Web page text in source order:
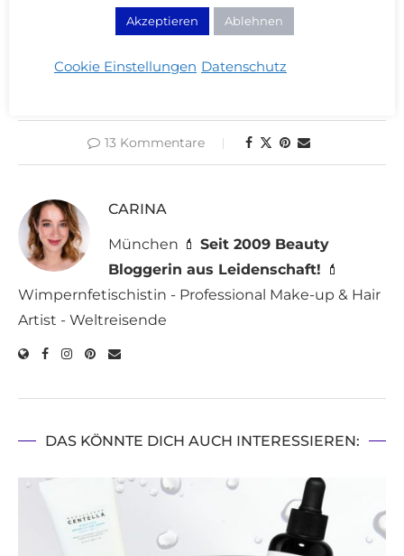
welches ist euer Favorit?
BALEA GESICHTSPFLEGE ISANA REINIGUNG
13 Kommentare
CARINA
München 💄 Seit 2009 Beauty
Bloggerin aus Leidenschaft! 💄
Wimpernfetischistin - Professional Make-up & Hair
Artist - Weltreisende
DAS KÖNNTE DICH AUCH INTERESSIEREN:
Akzeptieren Ablehnen
Cookie Einstellungen Datenschutz